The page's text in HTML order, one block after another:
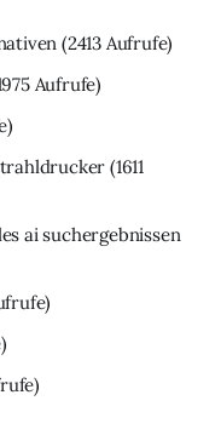
(2413 Aufrufe)
Aufrufe)
(1611
ai suchergebnissen